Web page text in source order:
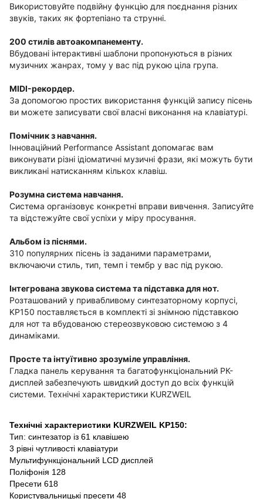
Використовуйте подвійну функцію для поєднання різних
звуків, таких як фортепіано та струнні.
200 стилів автоакомпанементу.
Вбудовані інтерактивні шаблони пропонуються в різних
музичних жанрах, тому у вас під рукою ціла група.
MIDI-рекордер.
За допомогою простих використання функцій запису пісень
ви можете записувати свої власні виконання на клавіатурі.
Помічник з навчання.
Інноваційний Performance Assistant допомагає вам
виконувати різні ідіоматичні музичні фрази, які можуть бути
викликані натисканням кількох клавіш.
Розумна система навчання.
Система організовує конкретні вправи вивчення. Записуйте
та відстежуйте свої успіхи у міру просування.
Альбом із піснями.
310 популярних пісень із заданими параметрами,
включаючи стиль, тип, темп і тембр у вас під рукою.
Інтегрована звукова система та підставка для нот.
Розташований у привабливому синтезаторному корпусі,
KP150 поставляється в комплекті зі знімною підставкою
для нот та вбудованою стереозвуковою системою з 4
динаміками.
Просте та інтуїтивно зрозуміле управління.
Гладка панель керування та багатофункціональний РК-
дисплей забезпечують швидкий доступ до всіх функцій
системи. Технічні характеристики KURZWEIL
Технічні характеристики KURZWEIL KP150:
Тип: синтезатор із 61 клавішею
3 рівні чутливості клавіатури
Мультифункціональний LCD дисплей
Поліфонія 128
Пресети 618
Користувальницькі пресети 48